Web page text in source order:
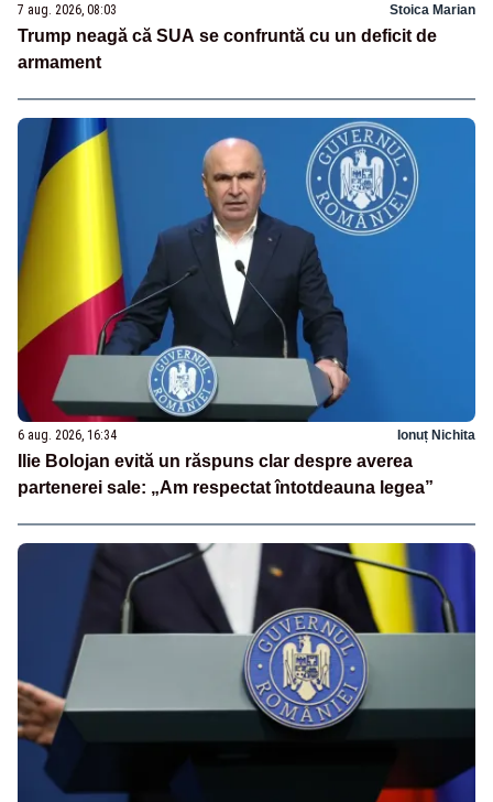
7 aug. 2026, 08:03 Stoica Marian
Trump neagă că SUA se confruntă cu un deficit de
armament
6 aug. 2026, 16:34 Ionuț Nichita
Ilie Bolojan evită un răspuns clar despre averea
partenerei sale: „Am respectat întotdeauna legea”